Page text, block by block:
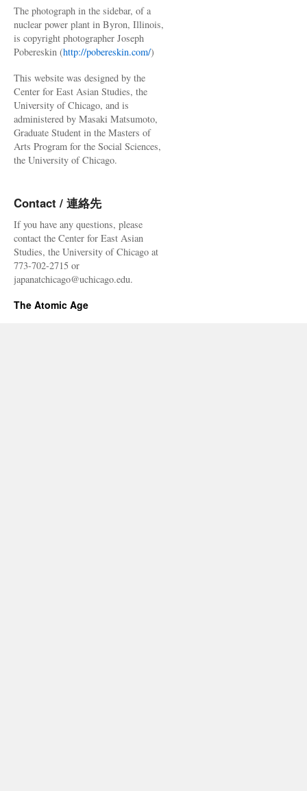
The photograph in the sidebar, of a
nuclear power plant in Byron, Illinois,
is copyright photographer Joseph
Pobereskin (http://pobereskin.com/)
This website was designed by the
Center for East Asian Studies, the
University of Chicago, and is
administered by Masaki Matsumoto,
Graduate Student in the Masters of
Arts Program for the Social Sciences,
the University of Chicago.
Contact / 連絡先
If you have any questions, please
contact the Center for East Asian
Studies, the University of Chicago at
773-702-2715 or
japanatchicago@uchicago.edu.
The Atomic Age